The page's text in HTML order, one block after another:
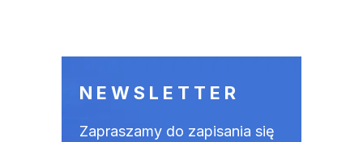
NEWSLETTER
Zapraszamy do zapisania się